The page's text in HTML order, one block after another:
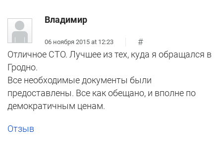
Владимир
06 ноября 2015 at 12:23
#
Отличное СТО. Лучшее из тех, куда я обращался в
Гродно.
Все необходимые документы были
предоставлены. Все как обещано, и вполне по
демократичным ценам.
Отзыв